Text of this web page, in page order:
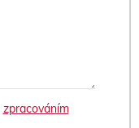
zpracováním